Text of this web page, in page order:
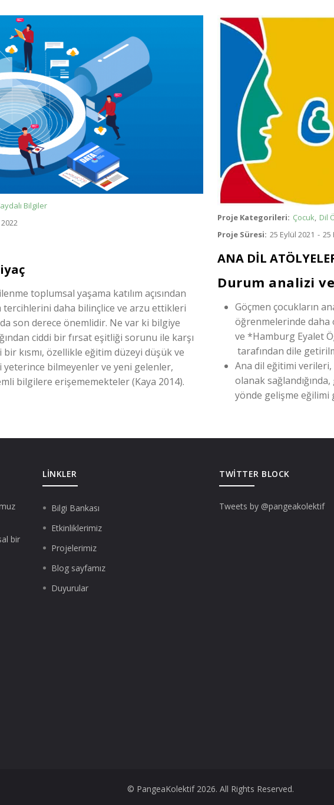
Bilgiler
toplumsal yaşama katılım açısından
tercihlerini daha bilinçlice ve arzu ettikleri
son derece önemlidir. Ne var ki bilgiye
ciddi bir fırsat eşitliği sorunu ile karşı
bir kısmı, özellikle eğitim düzeyi düşük ve
bilmeyenler ve yeni gelenler,
bilgilere erişememekteler (Kaya 2014).
Görsel
Proje Kategorileri Çocuk Dil
Proje Süresi 25 Eylül 2021 - 25
ANA DİL
Durum analizi
Göçmen çocukların
öğrenmelerinde daha
ve *Hamburg Eyalet
tarafından dile
Ana dil eğitimi
olanak
yönde gelişme
bir
LINKLER
Bilgi Bankası
Etkinliklerimiz
Projelerimiz
Blog sayfamız
Duyurular
TWITTER BLOCK
Tweets by @pangeakolektif
© PangeaKolektif 2026. All Rights Reserved.